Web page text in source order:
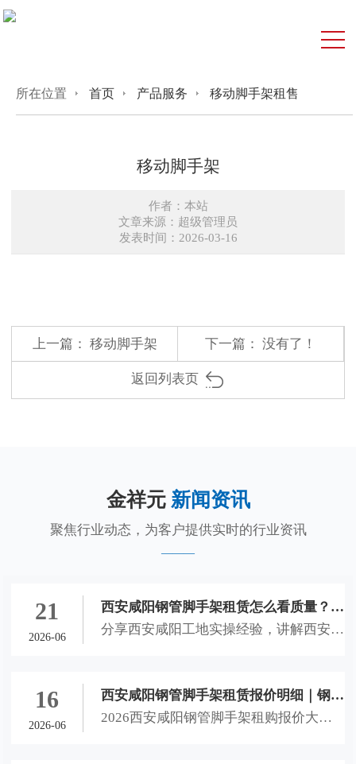
所在位置 首页 产品服务 移动脚手架租售
移动脚手架
作者：本站
文章来源：超级管理员
发表时间：2026-03-16
上一篇： 移动脚手架 下一篇： 没有了！
返回列表页
金祥元 新闻资讯
聚焦行业动态，为客户提供实时的行业资讯
21
2026-06
西安咸阳钢管脚手架租赁怎么看质量？钢
管、脚手架、扣件进场挑选实操经验
分享西安咸阳工地实操经验，讲解西安钢
大家辨别劣质建材，避开租赁隐患，保障
工地施工安全。
16
2026-06
西安咸阳钢管脚手架租赁报价明细｜钢管
租售计费方式、结算理赔全攻略
2026西安咸阳钢管脚手架租购报价大